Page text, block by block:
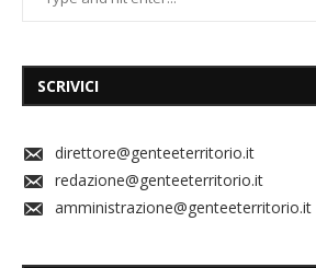
SCRIVICI
direttore@genteeterritorio.it
redazione@genteeterritorio.it
amministrazione@genteeterritorio.it